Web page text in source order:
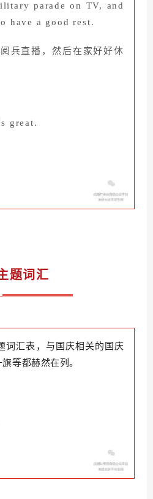
parade on TV, and
have a good rest.
兵直播，然后在家好好休
great.
题词汇
词汇表，与国庆相关的国庆
等都赫然在列。